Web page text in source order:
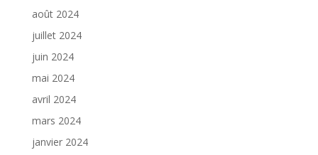
août 2024
juillet 2024
juin 2024
mai 2024
avril 2024
mars 2024
janvier 2024